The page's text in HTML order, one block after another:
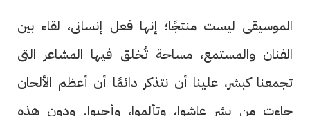
الموسيقى ليست منتجًا؛ إنها فعل إنسانى، لقاء بين
الفنان والمستمع، مساحة تُخلق فيها المشاعر التى
تجمعنا كبشر، علينا أن نتذكر دائمًا أن أعظم الألحان
جاءت من بشر عاشوا، وتألموا، وأحبوا. ودون هذه